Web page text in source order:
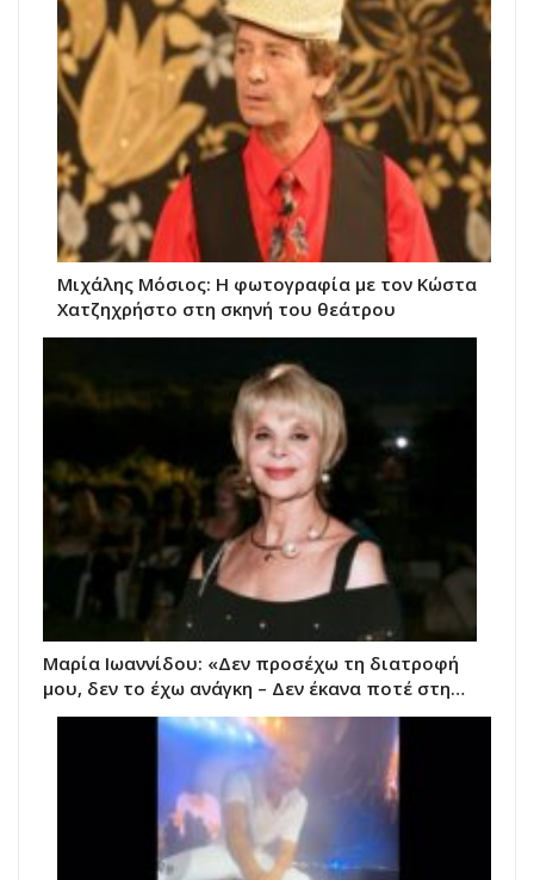
Μιχάλης Μόσιος: Η φωτογραφία με τον Κώστα
Χατζηχρήστο στη σκηνή του θεάτρου
Μαρία Ιωαννίδου: «Δεν προσέχω τη διατροφή
μου, δεν το έχω ανάγκη – Δεν έκανα ποτέ στη…